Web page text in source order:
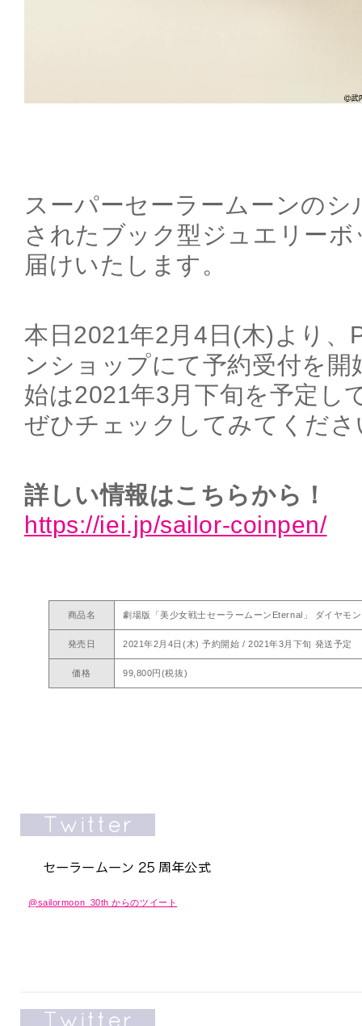
スーパーセーラームーンの
されたブック型ジュエリー
届けいたします。
本日2021年2月4日(木)より、
ンショップにて予約受付を
始は2021年3月下旬を予定し
ぜひチェックしてみてくださ
詳しい情報はこちらから！
https://iei.jp/sailor-coinpen/
商品名 劇場版「美少女戦士セーラームーンEternal」 ダイヤモ
発売日 2021年2月4日(木) 予約開始 / 2021年3月下旬 発送予定
価格 99,800円(税抜)
@sailormoon_30th からのツイート